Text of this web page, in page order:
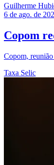
Guilherme
6 de ago. de
Copom
Copom,
Taxa Selic